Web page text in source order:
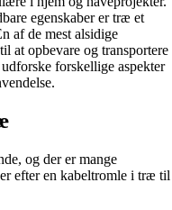
egenskaber er træ et
af de mest alsidige
at opbevare og transportere
forskellige aspekter
og der er mange
efter en kabeltromle i træ til